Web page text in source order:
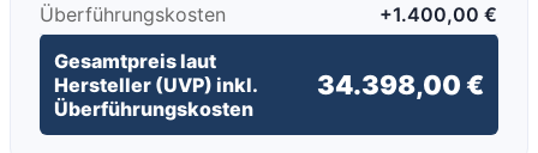
Überführungskosten
+1.400,00 €
Gesamtpreis laut
Hersteller (UVP) inkl.
Überführungskosten
34.398,00 €